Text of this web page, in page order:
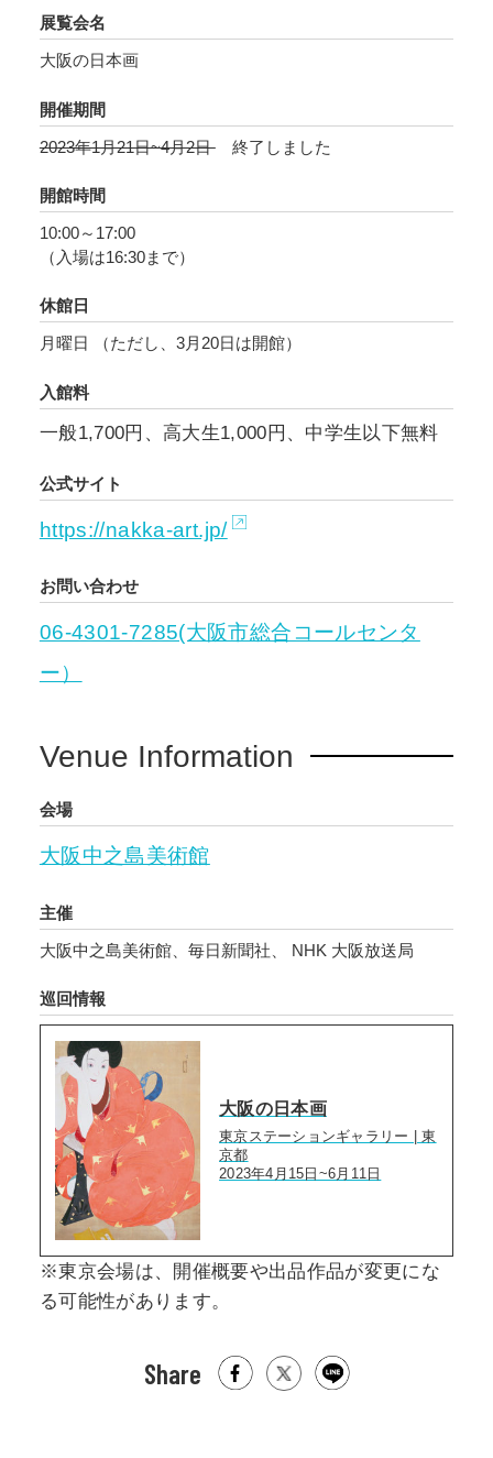
がる大阪の街の文化を浮き彫りにします。
展覧会名
大阪の日本画
開催期間
2023年1月21日~4月2日
終了しました
開館時間
10:00～17:00
（入場は16:30まで）
休館日
月曜日 （ただし、3月20日は開館）
入館料
一般1,700円、高大生1,000円、中学生以下無料
公式サイト
https://nakka-art.jp/
お問い合わせ
06-4301-7285(大阪市総合コールセンタ
ー）
Venue Information
会場
大阪中之島美術館
主催
大阪中之島美術館、毎日新聞社、 NHK 大阪放送局
巡回情報
大阪の日本画
東京ステーションギャラリー | 東
京都
2023年4月15日~6月11日
※東京会場は、開催概要や出品作品が変更にな
る可能性があります。
Share